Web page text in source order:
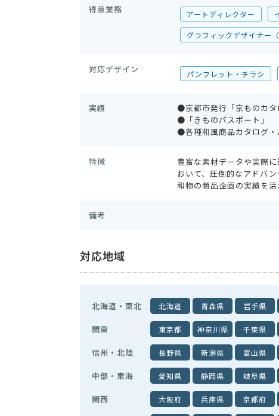
得意業務 アートディレクター
グラフィックデザイナー
対応デザイン パンフレット・チラシ
実績
●京都市発行「京ものカタ
●「きものパスポート」
●各種和風商品カタログ
特徴
豊富な素材データや実際
おいて、圧倒的なアドバン
和物の商品企画の実績を
備考
対応地域
北海道・東北 北海道 青森県 岩手県
関東 東京都 神奈川県 千葉県
信州・北陸 長野県 新潟県 富山県
中部・東海 愛知県 静岡県 岐阜県
関西 大阪府 兵庫県 京都府